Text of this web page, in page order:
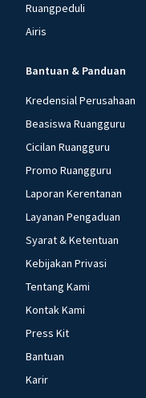
Ruangpeduli
Airis
Bantuan & Panduan
Kredensial Perusahaan
Beasiswa Ruangguru
Cicilan Ruangguru
Promo Ruangguru
Laporan Kerentanan
Layanan Pengaduan
Syarat & Ketentuan
Kebijakan Privasi
Tentang Kami
Kontak Kami
Press Kit
Bantuan
Karir